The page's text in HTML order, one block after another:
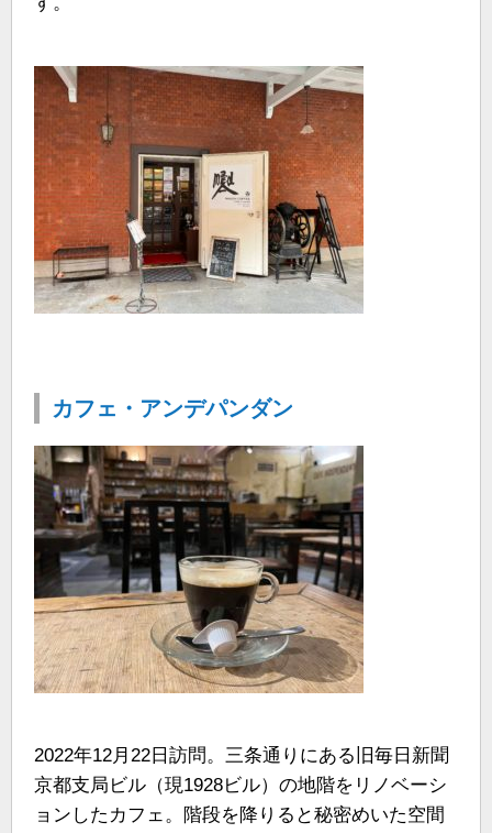
カフェ・アンデパンダン
2022年12月22日訪問。三条通りにある旧毎日新聞
京都支局ビル（現1928ビル）の地階をリノベーシ
ョンしたカフェ。階段を降りると秘密めいた空間